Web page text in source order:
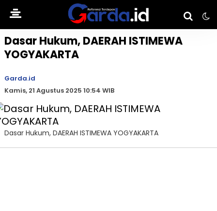
Dasar Hukum, DAERAH ISTIMEWA
YOGYAKARTA
Garda.id
Kamis, 21 Agustus 2025 10:54 WIB
Dasar Hukum, DAERAH ISTIMEWA YOGYAKARTA